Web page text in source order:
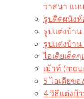
วาสนา แบ
รูปติดผนัง
รูปแต่งบ้าน
รูปแต่งบ้า
ไอเดียเด็ด
เม้าท์
5 ไอเดียข
4 วิธีแต่งบ้